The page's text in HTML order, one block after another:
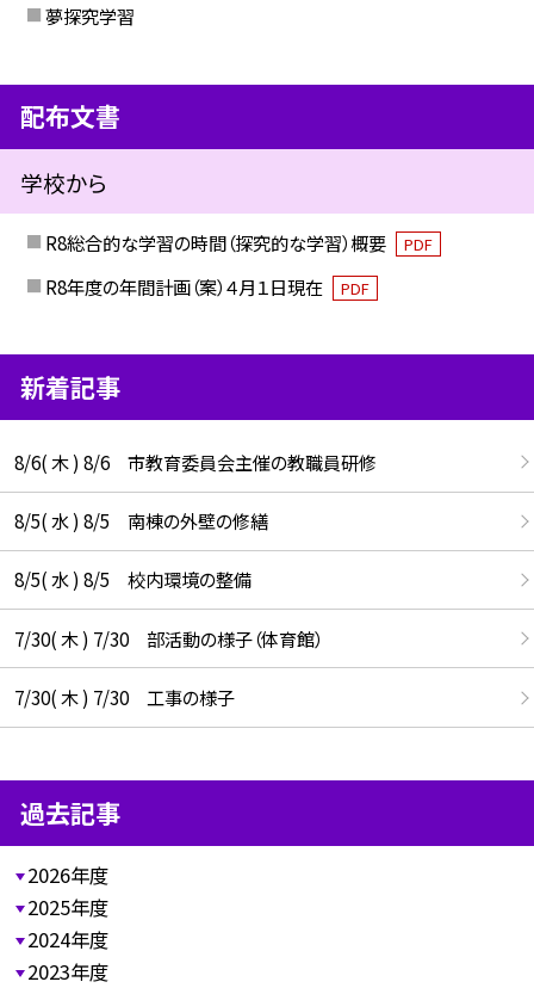
夢探究学習
配布文書
学校から
R8総合的な学習の時間（探究的な学習）概要 PDF
R8年度の年間計画（案）４月１日現在 PDF
新着記事
8/6( 木 ) 8/6 市教育委員会主催の教職員研修
8/5( 水 ) 8/5 南棟の外壁の修繕
8/5( 水 ) 8/5 校内環境の整備
7/30( 木 ) 7/30 部活動の様子（体育館）
7/30( 木 ) 7/30 工事の様子
過去記事
2026年度
2025年度
2024年度
2023年度